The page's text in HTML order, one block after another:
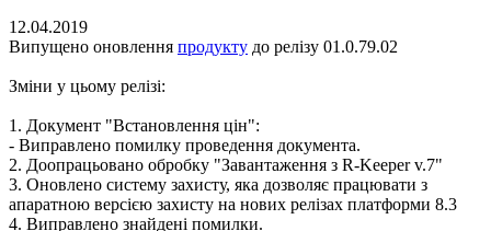
12.04.2019
Випущено оновлення продукту до релізу 01.0.79.02
Зміни у цьому релізі:
1. Документ "Встановлення цін":
- Виправлено помилку проведення документа.
2. Доопрацьовано обробку "Завантаження з R-Keeper v.7"
3. Оновлено систему захисту, яка дозволяє працювати з
апаратною версією захисту на нових релізах платформи 8.3
4. Виправлено знайдені помилки.